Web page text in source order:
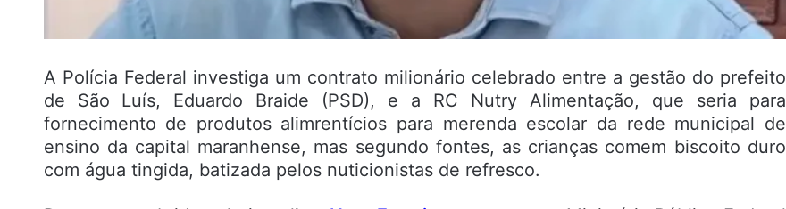
A Polícia Federal investiga um contrato milionário celebrado entre a gestão do prefeito
de São Luís, Eduardo Braide (PSD), e a RC Nutry Alimentação, que seria para
fornecimento de produtos alimrentícios para merenda escolar da rede municipal de
ensino da capital maranhense, mas segundo fontes, as crianças comem biscoito duro
com água tingida, batizada pelos nuticionistas de refresco.